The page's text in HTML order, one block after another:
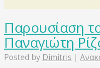
Παρουσίαση
Παναγιώτη
Posted by Dimitris |